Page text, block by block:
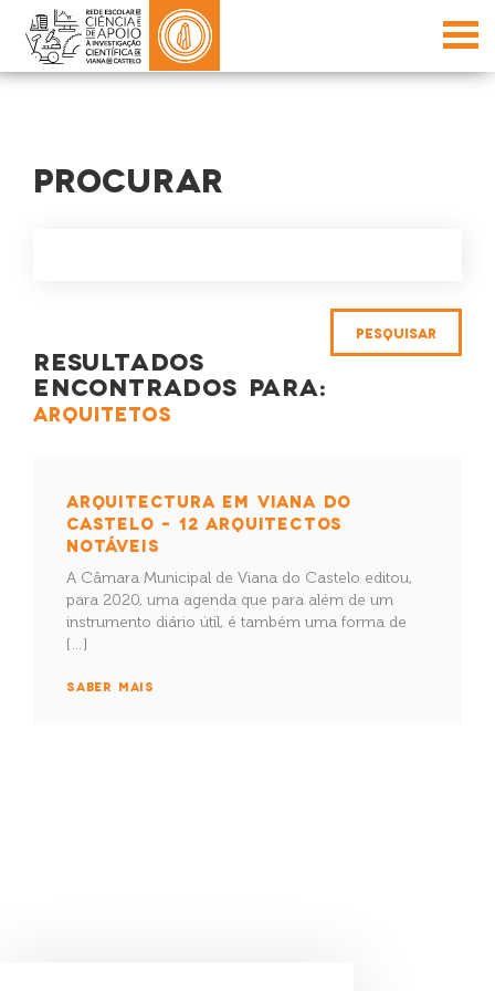
PROCURAR
RESULTADOS
ENCONTRADOS PARA:
ARQUITETOS
ARQUITECTURA EM VIANA DO
CASTELO – 12 ARQUITECTOS
NOTÁVEIS
A Câmara Municipal de Viana do Castelo editou,
para 2020, uma agenda que para além de um
instrumento diário útil, é também uma forma de
[…]
SABER MAIS